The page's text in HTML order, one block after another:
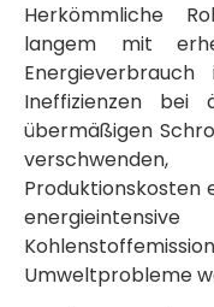
Herkömmliche
langem mit
Ineffizienzen bei
übermäßigen
Produktionskosten
Umweltprobleme